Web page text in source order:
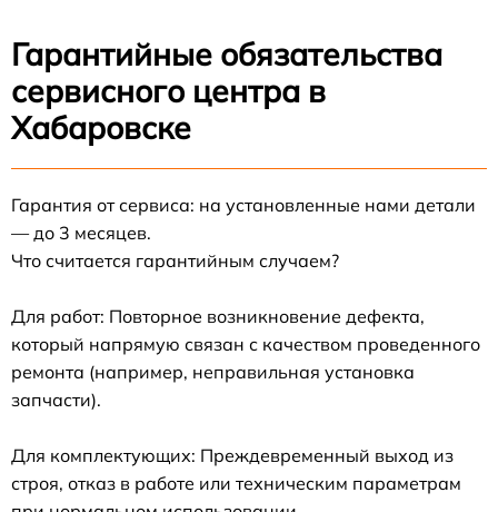
Гарантийные обязательства
сервисного центра в
Хабаровске
Гарантия от сервиса: на установленные нами детали
— до 3 месяцев.
Что считается гарантийным случаем?
Для работ: Повторное возникновение дефекта,
который напрямую связан с качеством проведенного
ремонта (например, неправильная установка
запчасти).
Для комплектующих: Преждевременный выход из
строя, отказ в работе или техническим параметрам